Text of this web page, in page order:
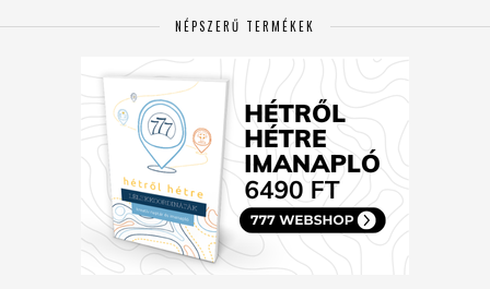
NÉPSZERŰ TERMÉKEK